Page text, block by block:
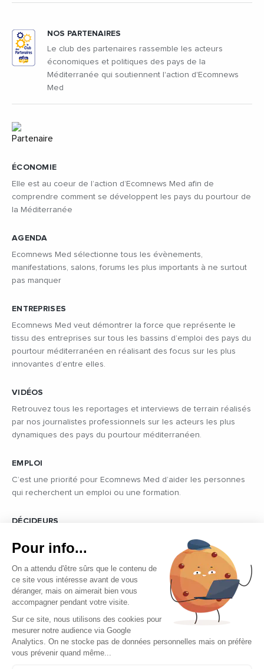
ÉCONOMIE
Elle est au coeur de l’action d’Ecomnews Med afin de
comprendre comment se développent les pays du pourtour de
la Méditerranée
AGENDA
Ecomnews Med sélectionne tous les évènements,
manifestations, salons, forums les plus importants à ne surtout
pas manquer
ENTREPRISES
Ecomnews Med veut démontrer la force que représente le
tissu des entreprises sur tous les bassins d’emploi des pays du
pourtour méditerranéen en réalisant des focus sur les plus
innovantes d’entre elles.
VIDÉOS
Retrouvez tous les reportages et interviews de terrain réalisés
par nos journalistes professionnels sur les acteurs les plus
dynamiques des pays du pourtour méditerranéen.
EMPLOI
C’est une priorité pour Ecomnews Med d’aider les personnes
qui recherchent un emploi ou une formation.
DÉCIDEURS
politique des pays du pourtour de la Méditerranée.
NOS PARTENAIRES
Le club des partenaires rassemble les acteurs
économiques et politiques des pays de la
Méditerranée qui soutiennent l'action d'Ecomnews
Med
Copyright © 2026 - Tous droits réservés
Qui sommes-nous ?
Pour info...
On a attendu d'être sûrs que le contenu de
ce site vous intéresse avant de vous
déranger, mais on aimerait bien vous
accompagner pendant votre visite.
Sur ce site, nous utilisons des cookies pour
mesurer notre audience via Google
Analytics. On ne stocke pas de données personnelles mais on préfère
vous prévenir quand même...